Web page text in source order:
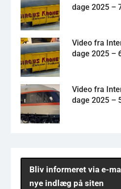
dage 2025 –
Video fra
dage 2025 –
Video fra
dage 2025 –
Bliv informeret via e-
nye indlæg på siten